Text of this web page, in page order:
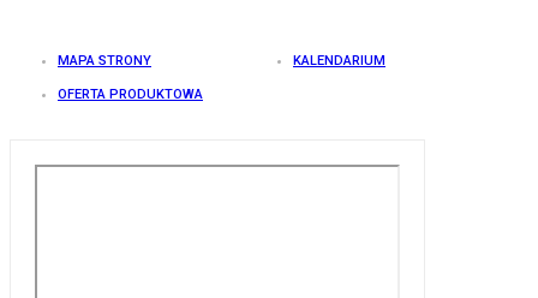
MAPA STRONY KALENDARIUM
OFERTA PRODUKTOWA